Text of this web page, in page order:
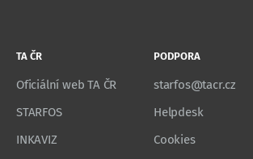
TA ČR
Oficiální web TA ČR
STARFOS
INKAVIZ
PODPORA
starfos@tacr.cz
Helpdesk
Cookies